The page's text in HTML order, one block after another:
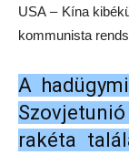
USA – Kína
kommunista
A
rakéta